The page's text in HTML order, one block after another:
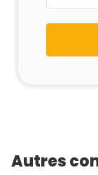
Autres